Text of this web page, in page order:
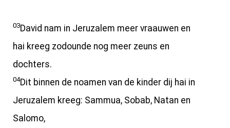
03David nam in Jeruzalem meer vraauwen en
hai kreeg zodounde nog meer zeuns en
dochters.
04Dit binnen de noamen van de kinder dij hai in
Jeruzalem kreeg: Sammua, Sobab, Natan en
Salomo,